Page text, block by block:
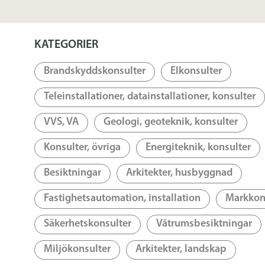
KATEGORIER
Brandskyddskonsulter Elkonsulter
Teleinstallationer, datainstallationer, konsulter
VVS, VA Geologi, geoteknik, konsulter
Konsulter, övriga Energiteknik, konsulter
Besiktningar Arkitekter, husbyggnad
Fastighetsautomation, installation
Säkerhetskonsulter Våtrumsbesiktningar
Miljökonsulter Arkitekter, landskap